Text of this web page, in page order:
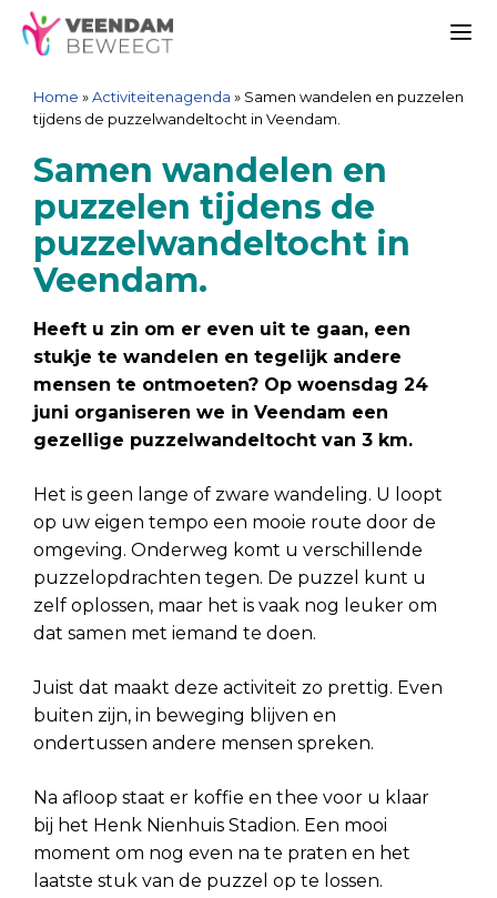
Ga
naar
inhoud
Spring
naar
navigatie
Sitemap
Ga
naar
inhoud
Home »Activiteitenagenda » Samen wandelen en puzzelen
tijdens de puzzelwandeltocht in Veendam.
Samen wandelen en
puzzelen tijdens de
puzzelwandeltocht in
Veendam.
Heeft u zin om er even uit te gaan, een
stukje te wandelen en tegelijk andere
mensen te ontmoeten? Op woensdag 24
juni organiseren we in Veendam een
gezellige puzzelwandeltocht van 3 km.
Het is geen lange of zware wandeling. U loopt
op uw eigen tempo een mooie route door de
omgeving. Onderweg komt u verschillende
puzzelopdrachten tegen. De puzzel kunt u
zelf oplossen, maar het is vaak nog leuker om
dat samen met iemand te doen.
Juist dat maakt deze activiteit zo prettig. Even
buiten zijn, in beweging blijven en
ondertussen andere mensen spreken.
Na afloop staat er koffie en thee voor u klaar
bij het Henk Nienhuis Stadion. Een mooi
moment om nog even na te praten en het
laatste stuk van de puzzel op te lossen.